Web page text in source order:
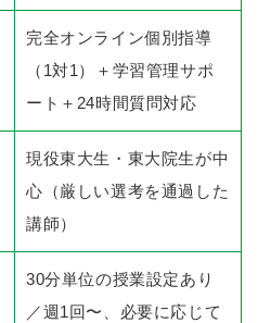
完全オンライン個別指導
（1対1）＋学習管理サポ
ート＋24時間質問対応
現役東大生・東大院生が中
心（厳しい選考を通過した
講師）
30分単位の授業設定あり
／週1回〜、必要に応じて